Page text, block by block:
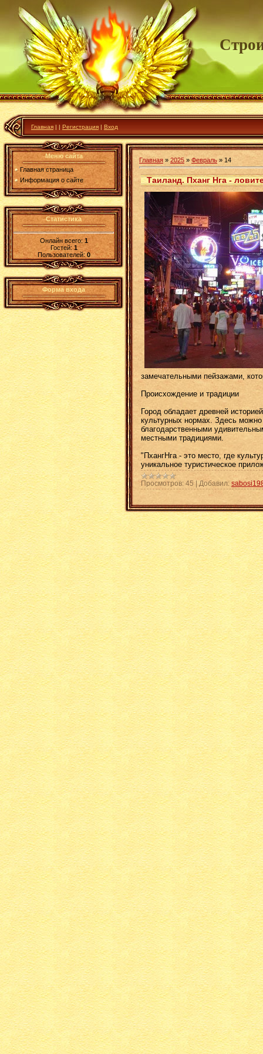
Главная | | Регистрация | Вход
Меню сайта
Главная страница
Информация о сайте
Статистика
Онлайн всего:1
Гостей:1
Пользователей: 0
Форма входа
Главная » 2025 » Февраль » 14
Таиланд. Пханг Нга -
замечательными пейзажами,
Происхождение и традиции
Город обладает древней
культурных нормах. Здесь
благодарственными
местными традициями.
"ПхангНга - это место, где
уникальное туристическое
Просмотров: 45 | Добавил: